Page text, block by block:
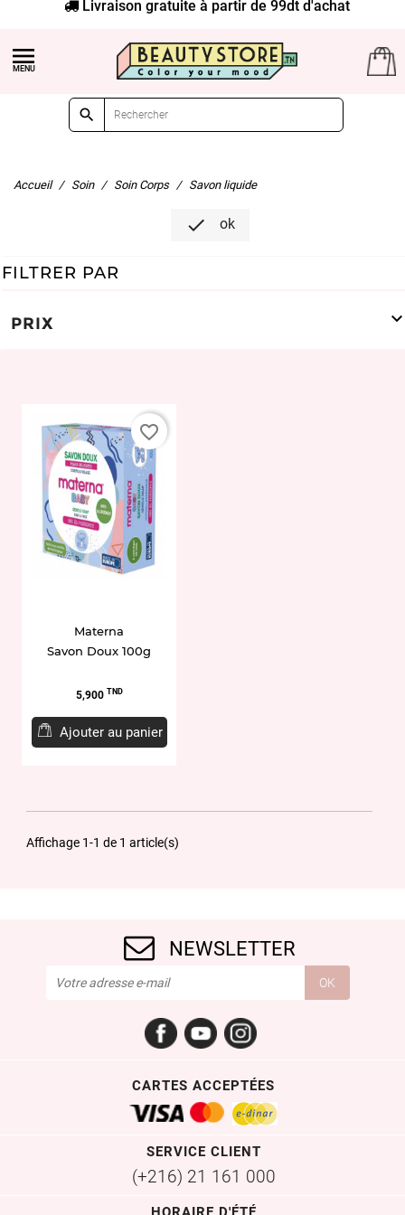
Livraison gratuite à partir de 99dt d'achat


Accueil Soin Soin Corps Savon liquide
 ok
FILTRER PAR
PRIX
Materna
Savon Doux 100g
Prix
5,900 TND
Ajouter au panier
favorite_border
Affichage 1-1 de 1 article(s)
NEWSLETTER
FacebookYouTubeInstagram
CARTES ACCEPTÉES
SERVICE CLIENT
(+216) 21 161 000